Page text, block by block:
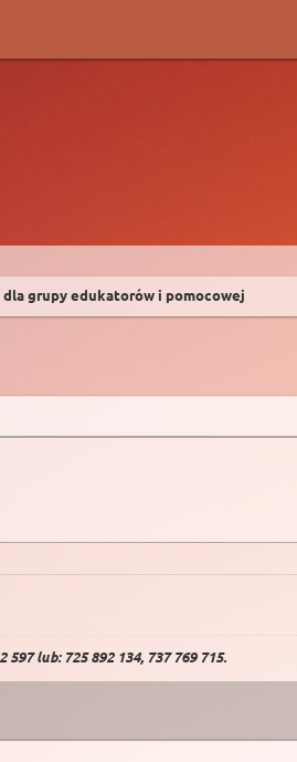
dla grupy edukatorów i pomocowej
lub: 725 892 134, 737 769 715.